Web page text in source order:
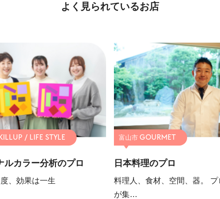
よく見られているお店
ルカラー分析のプロ
、効果は一生
富山市
日本料理のプロ
料理人、食材、空間、器。 プ
が集…